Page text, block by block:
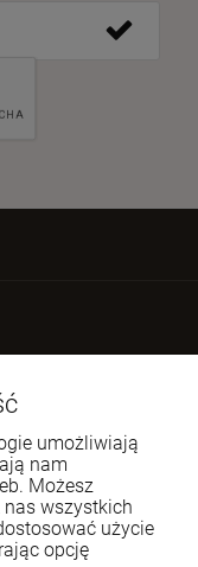
umożliwiają
nam
Możesz
wszystkich
użycie
opcję